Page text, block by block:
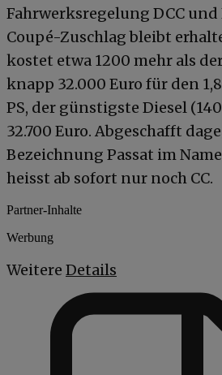
Fahrwerksregelung DCC
Coupé-Zuschlag bleibt
kostet etwa 1200 mehr als
knapp 32.000 Euro für den
PS, der günstigste Diesel
32.700 Euro. Abgeschafft
Bezeichnung Passat im
heisst ab sofort nur noch CC.
Partner-Inhalte
Werbung
Weitere Details